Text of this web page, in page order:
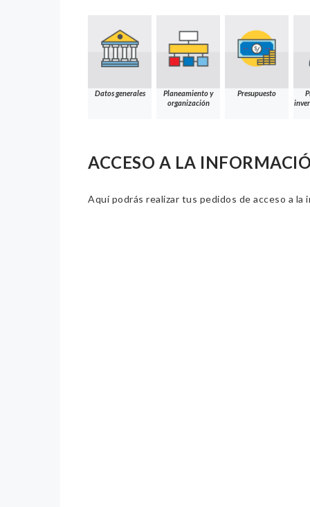
Datos generales
Planeamiento y
organización
Presupuesto
ACCESO A LA
Aquí podrás realizar tus pedidos de acceso a